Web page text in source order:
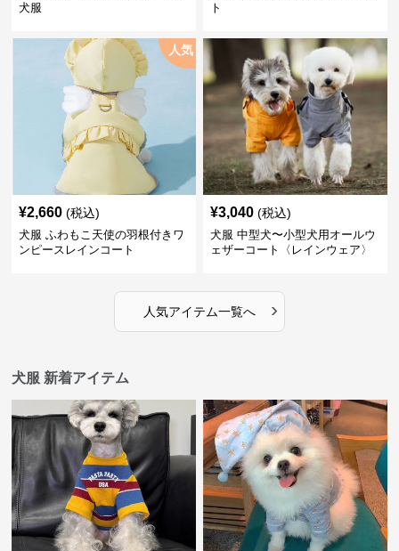
犬服
ト
人気
¥2,660 (税込)
犬服 ふわもこ天使の羽根付きワ
ンピースレインコート
¥3,040 (税込)
犬服 中型犬〜小型犬用オールウ
ェザーコート〈レインウェア〉
人気アイテム一覧へ ›
犬服 新着アイテム